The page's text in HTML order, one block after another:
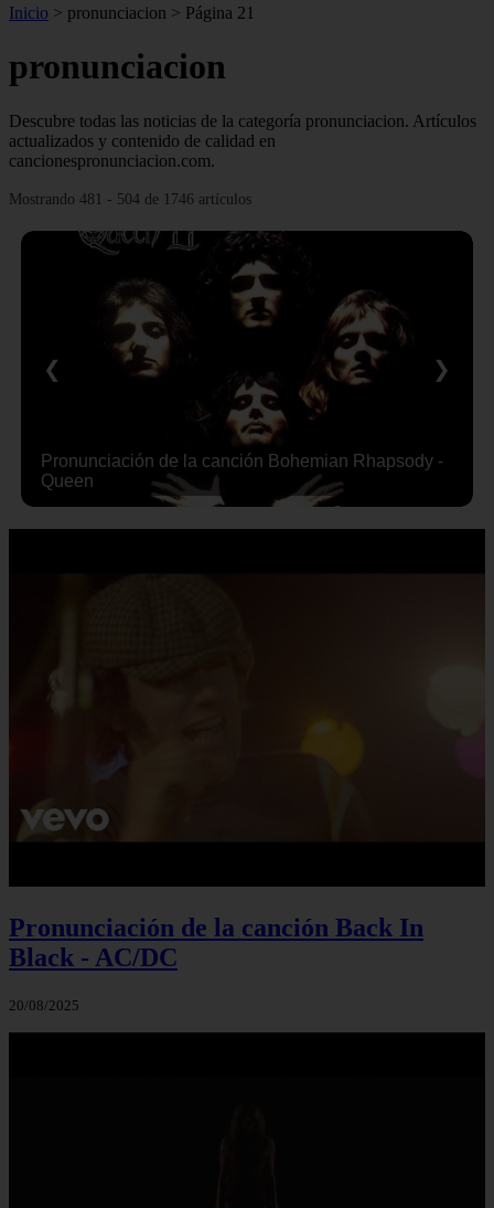
Inicio > pronunciacion > Página 21
pronunciacion
Descubre todas las noticias de la categoría pronunciacion. Artículos
actualizados y contenido de calidad en
cancionespronunciacion.com.
Mostrando 481 - 504 de 1746 artículos
Pronunciación de la canción Bohemian Rhapsody -
Queen
❮ ❯
Pronunciación de la canción Back In
Black - AC/DC
20/08/2025